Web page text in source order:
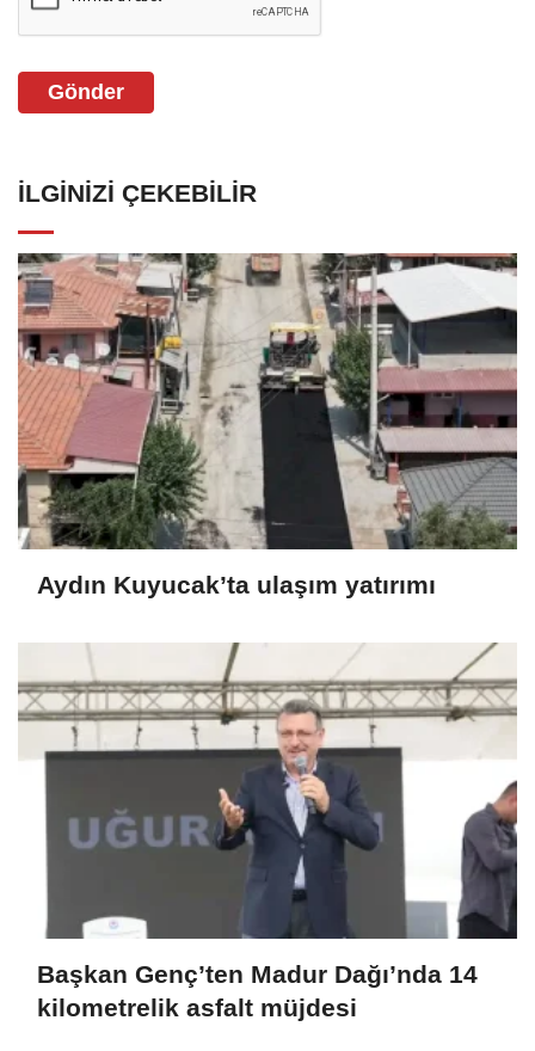
Gönder
İLGINIZI ÇEKEBILIR
Aydın Kuyucak’ta ulaşım yatırımı
Başkan Genç’ten Madur Dağı’nda 14
kilometrelik asfalt müjdesi